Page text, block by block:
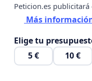
Peticion.es publicitará
Más
Elige tu
5 €
10 €